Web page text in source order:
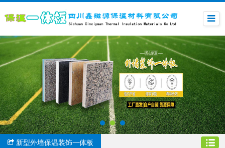
新型外墙保温装饰一体板